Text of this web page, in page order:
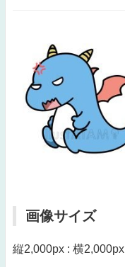
画像サイズ
縦2,000px : 横2,000px